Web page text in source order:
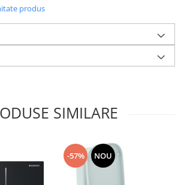
produs
SIMILARE
-57% NOU